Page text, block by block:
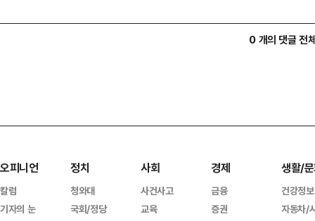
0 개의 댓글 전
오피니언
칼럼
기자의 눈
정치
청와대
국회/정당
사회
사건사고
교육
경제
금융
증권
생활/
건강정보
자동차/